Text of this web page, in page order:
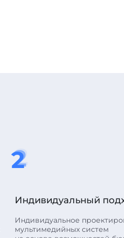
2
2
2
Индивидуальный
Индивидуальное
мультимедийных систем